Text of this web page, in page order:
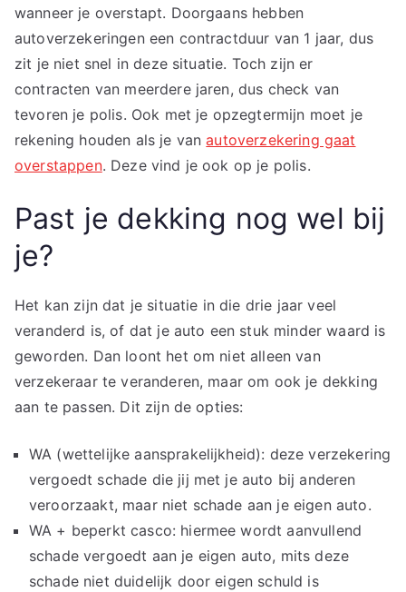
wanneer je overstapt. Doorgaans hebben
autoverzekeringen een contractduur van 1 jaar, dus
zit je niet snel in deze situatie. Toch zijn er
contracten van meerdere jaren, dus check van
tevoren je polis. Ook met je opzegtermijn moet je
rekening houden als je vanautoverzekering gaat
overstappen. Deze vind je ook op je polis.
Past je dekking nog wel bij
je?
Het kan zijn dat je situatie in die drie jaar veel
veranderd is, of dat je auto een stuk minder waard is
geworden. Dan loont het om niet alleen van
verzekeraar te veranderen, maar om ook je dekking
aan te passen. Dit zijn de opties:
WA (wettelijke aansprakelijkheid): deze verzekering
vergoedt schade die jij met je auto bij anderen
veroorzaakt, maar niet schade aan je eigen auto.
WA + beperkt casco: hiermee wordt aanvullend
schade vergoedt aan je eigen auto, mits deze
schade niet duidelijk door eigen schuld is